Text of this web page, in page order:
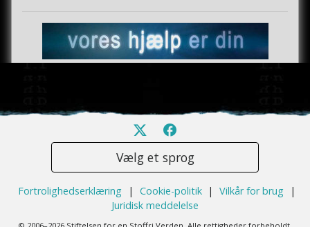
Vælg et sprog
Fortrolighedserklæring | Cookie-politik | Vilkår for brug
|
Juridisk meddelelse